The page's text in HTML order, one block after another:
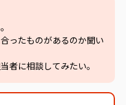
ったものがあるのか聞い
者に相談してみたい。